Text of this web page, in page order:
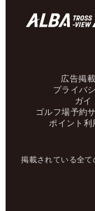
広告掲
プライバ
ガイ
ゴルフ場予約
ポイント利
掲載されている全